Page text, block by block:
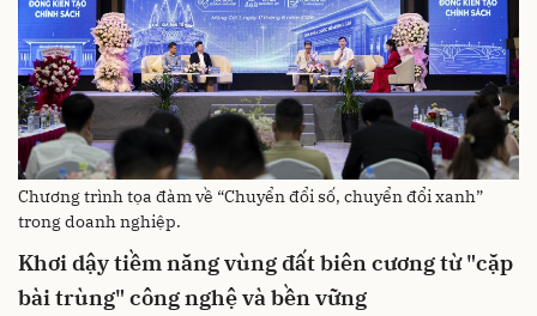
Chương trình tọa đàm về “Chuyển đổi số, chuyển đổi xanh”
trong doanh nghiệp.
Khơi dậy tiềm năng vùng đất biên cương từ "cặp
bài trùng" công nghệ và bền vững